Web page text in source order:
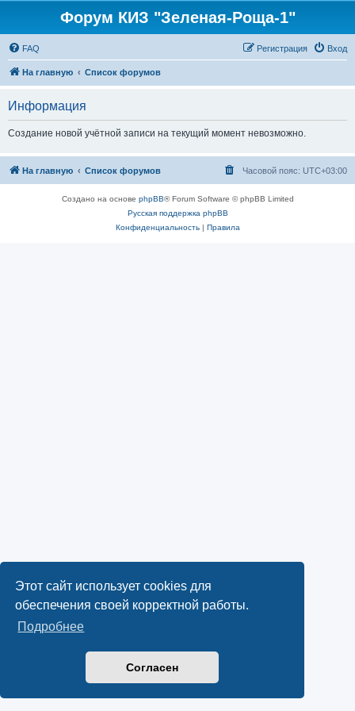
Этот сайт использует cookies для
обеспечения своей корректной работы.
Подробнее
Согласен
Форум КИЗ "Зеленая-Роща-1"
FAQ Вход
Регистрация
На главную Список форумов
Информация
Создание новой учётной записи на текущий момент невозможно.
На главную Список форумов Часовой пояс: UTC+03:00
Создано на основе phpBB® Forum Software © phpBB Limited
Русская поддержка phpBB
Конфиденциальность| Правила